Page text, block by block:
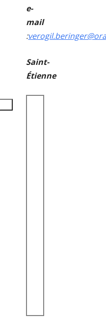
e-
mail
:
Saint-
Étienne